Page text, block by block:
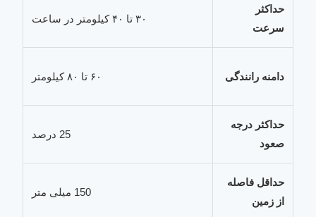
حداکثر
سرعت
۳۰ تا ۴۰ کیلومتر در ساعت
دامنه رانندگی ۶۰ تا ۸۰ کیلومتر
حداکثر درجه
صعود
25 درصد
حداقل فاصله
از زمین
150 میلی متر